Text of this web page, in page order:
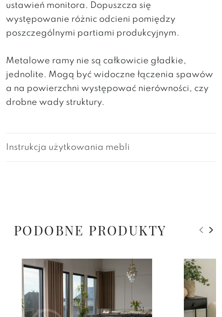
ustawień monitora. Dopuszcza się
występowanie różnic odcieni pomiędzy
poszczególnymi partiami produkcyjnym.
Metalowe ramy nie są całkowicie gładkie,
jednolite. Mogą być widoczne łączenia spawów
a na powierzchni występować nierówności, czy
drobne wady struktury.
Instrukcja użytkowania mebli
PODOBNE PRODUKTY